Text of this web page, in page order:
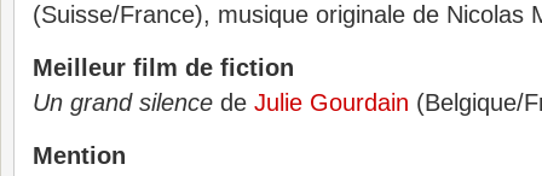
(Suisse/France), musique originale de Nicolas
Meilleur film de fiction
Un grand silence de Julie Gourdain (Belgique/
Mention